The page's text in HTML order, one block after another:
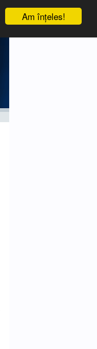
Am înţeles!